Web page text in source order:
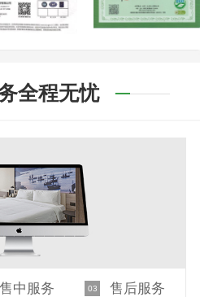
全程无忧
售中服务 03 售后服务